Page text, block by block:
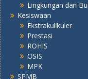
Lingkungan dan
Kesiswaan
Ekstrakulikuler
Prestasi
ROHIS
OSIS
MPK
SPMB